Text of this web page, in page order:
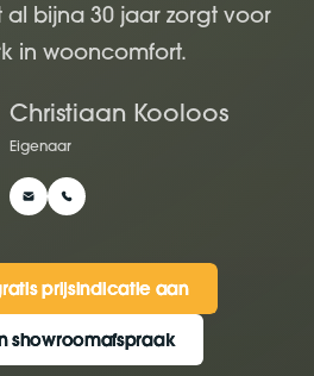
bijna 30 jaar zorgt voor
in wooncomfort.
Christiaan Kooloos
Eigenaar
prijsindicatie aan
prijsindicatie aan
showroomafspraak
showroomafspraak